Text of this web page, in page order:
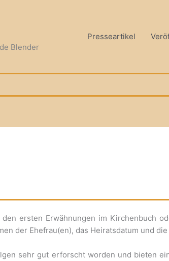
Blender
Presseartikel
ersten Erwähnungen im Kirchenbuch
der Ehefrau(en), das Heiratsdatum und
sehr gut erforscht worden und bieten